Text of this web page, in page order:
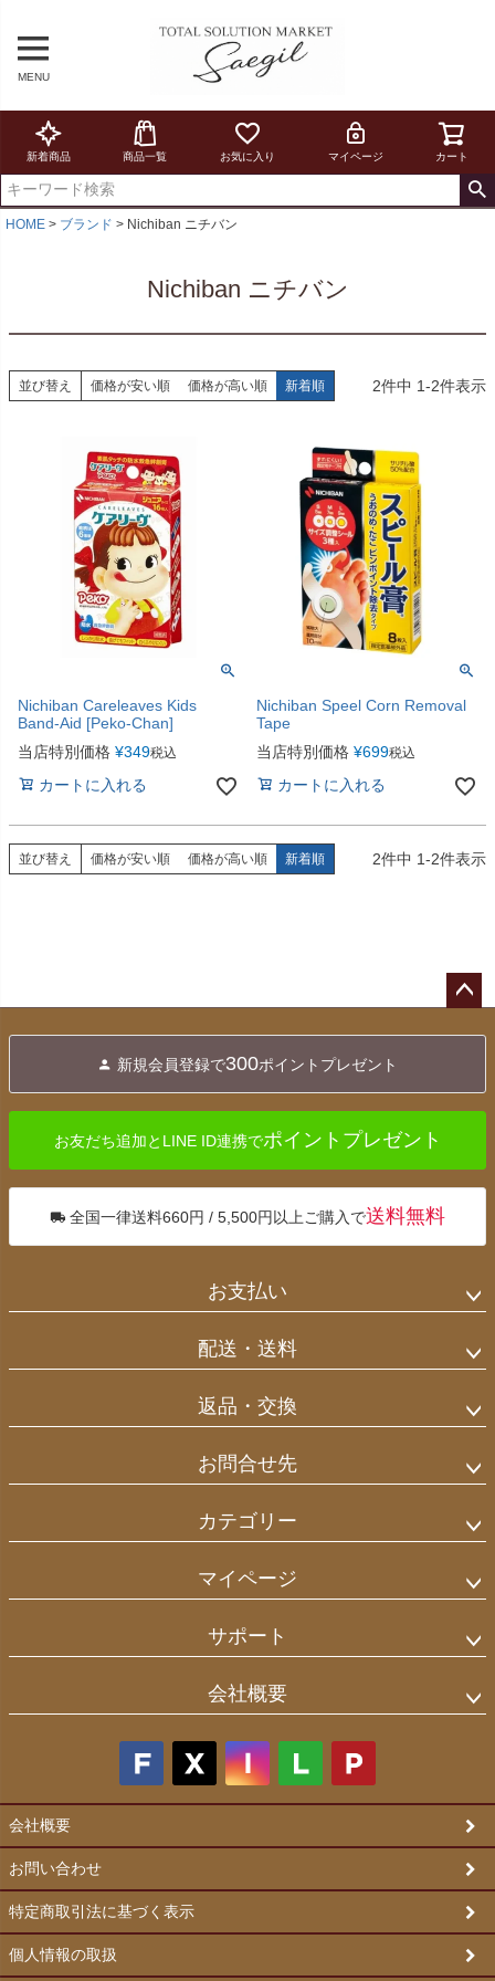
MENU
新着商品 商品一覧 お気に入り マイページ カート
HOME ブランド Nichiban ニチバン
Nichiban ニチバン
並び替え 価格が安い順 価格が高い順 新着順 2件中 1-2件表示
Nichiban Careleaves Kids
Band-Aid [Peko-Chan]
当店特別価格 ¥349税込
カートに入れる
Nichiban Speel Corn Removal
Tape
当店特別価格 ¥699税込
カートに入れる
並び替え 価格が安い順 価格が高い順 新着順 2件中 1-2件表示
へ
新規会員登録で300ポイントプレゼント
お友だち追加とLINE ID連携でポイントプレゼント
全国一律送料660円 / 5,500円以上ご購入で送料無料
お支払い
配送・送料
返品・交換
お問合せ先
カテゴリー
マイページ
サポート
会社概要
会社概要
お問い合わせ
特定商取引法に基づく表示
個人情報の取扱